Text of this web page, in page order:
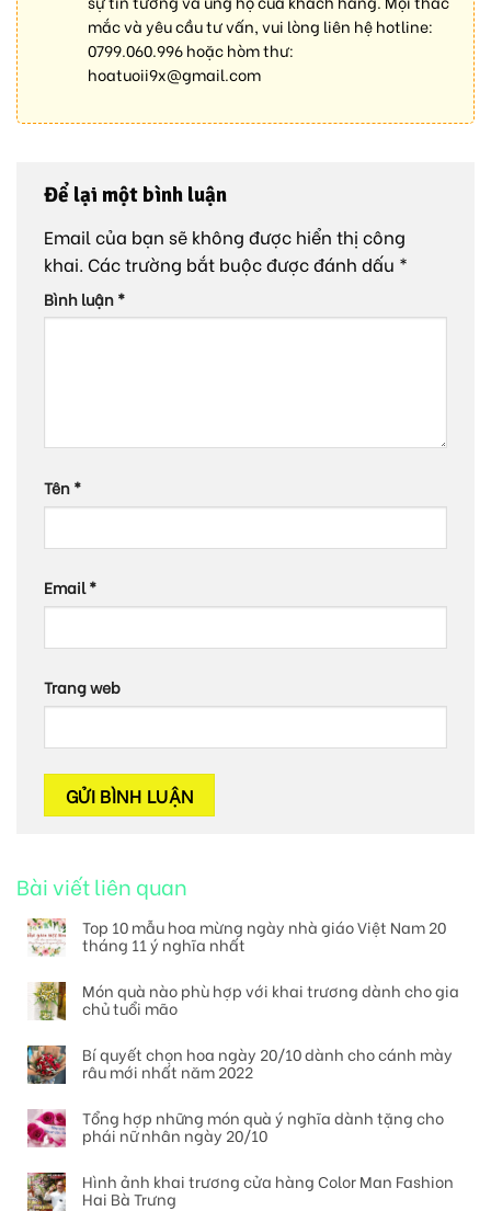
mắc và yêu cầu tư vấn, vui lòng liên hệ hotline:
0799.060.996hoặc hòm thư:
hoatuoii9x@gmail.com
Để lại một bình luận
Email của bạn sẽ không được hiển thị công
khai. Các trường bắt buộc được đánh dấu *
Bình luận*
Tên*
Email*
Trang web
Bài viết liên quan
Top 10 mẫu hoa mừng ngày nhà giáo Việt Nam 20
tháng 11 ý nghĩa nhất
Món quà nào phù hợp với khai trương dành cho gia
chủ tuổi mão
Bí quyết chọn hoa ngày 20/10 dành cho cánh mày
râu mới nhất năm 2022
Tổng hợp những món quà ý nghĩa dành tặng cho
phái nữ nhân ngày 20/10
Hình ảnh khai trương cửa hàng Color Man Fashion
Hai Bà Trưng